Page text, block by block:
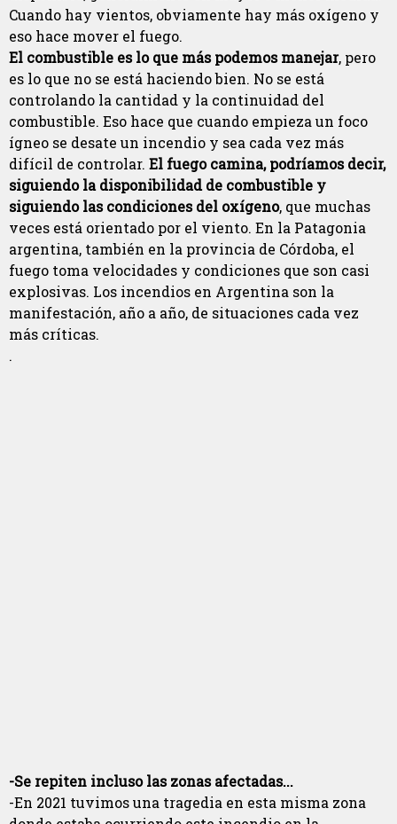
Cuando hay vientos, obviamente hay más oxígeno y
eso hace mover el fuego.
El combustible es lo que más podemos manejar, pero
es lo que no se está haciendo bien. No se está
controlando la cantidad y la continuidad del
combustible. Eso hace que cuando empieza un foco
ígneo se desate un incendio y sea cada vez más
difícil de controlar. El fuego camina, podríamos decir,
siguiendo la disponibilidad de combustible y
siguiendo las condiciones del oxígeno, que muchas
veces está orientado por el viento. En la Patagonia
argentina, también en la provincia de Córdoba, el
fuego toma velocidades y condiciones que son casi
explosivas. Los incendios en Argentina son la
manifestación, año a año, de situaciones cada vez
más críticas.
.
-Se repiten incluso las zonas afectadas...
-En 2021 tuvimos una tragedia en esta misma zona